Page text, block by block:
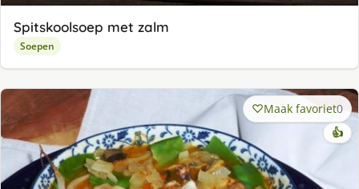
Spitskoolsoep met zalm
Soepen
Maak favoriet0
👍